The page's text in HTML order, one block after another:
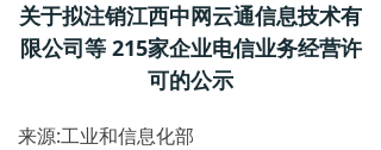
关于拟注销江西中网云通信息技术有
限公司等 215家企业电信业务经营许
可的公示
来源:工业和信息化部